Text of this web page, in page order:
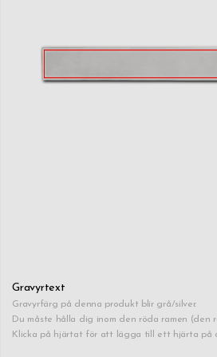
Gravyrtext
Gravyrfärg på denna produkt blir grå/silver.
Du måste hålla dig inom den röda ramen (den
Klicka på hjärtat för att lägga till ett hjärta på